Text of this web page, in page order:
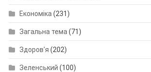
Економіка (231)
Загальна тема (71)
Здоров'я (202)
Зеленський (100)